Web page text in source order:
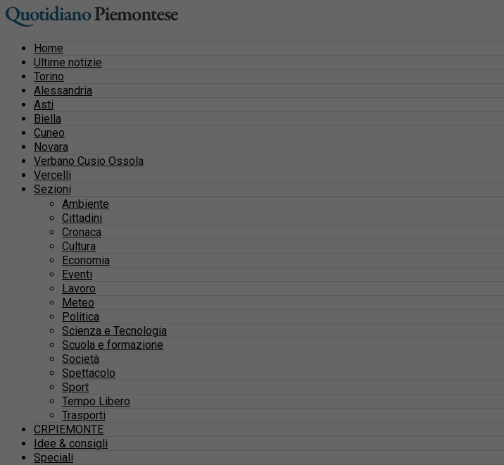
Home
Ultime notizie
Torino
Alessandria
Asti
Biella
Cuneo
Novara
Verbano Cusio Ossola
Vercelli
Sezioni
Ambiente
Cittadini
Cronaca
Cultura
Economia
Eventi
Lavoro
Meteo
Politica
Scienza e Tecnologia
Scuola e formazione
Società
Spettacolo
Sport
Tempo Libero
Trasporti
CRPIEMONTE
Idee & consigli
Speciali